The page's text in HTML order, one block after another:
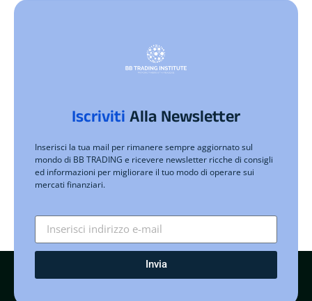
IscrivitiAlla Newsletter
Inserisci la tua mail per rimanere sempre aggiornato sul
mondo di BB TRADING e ricevere newsletter ricche di consigli
ed informazioni per migliorare il tuo modo di operare sui
mercati finanziari.
Invia